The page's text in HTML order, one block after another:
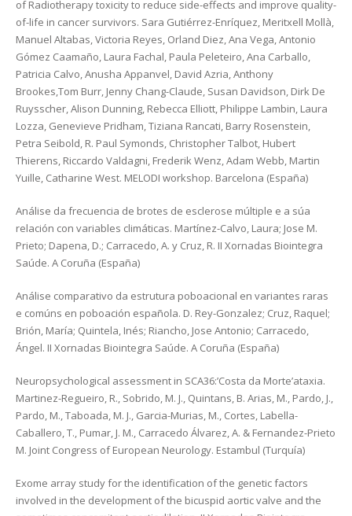
of Radiotherapy toxicity to reduce side-effects and improve quality-
of-life in cancer survivors. Sara Gutiérrez-Enríquez, Meritxell Mollà,
Manuel Altabas, Victoria Reyes, Orland Diez, Ana Vega, Antonio
Gómez Caamaño, Laura Fachal, Paula Peleteiro, Ana Carballo,
Patricia Calvo, Anusha Appanvel, David Azria, Anthony
Brookes,Tom Burr, Jenny Chang-Claude, Susan Davidson, Dirk De
Ruysscher, Alison Dunning, Rebecca Elliott, Philippe Lambin, Laura
Lozza, Genevieve Pridham, Tiziana Rancati, Barry Rosenstein,
Petra Seibold, R. Paul Symonds, Christopher Talbot, Hubert
Thierens, Riccardo Valdagni, Frederik Wenz, Adam Webb, Martin
Yuille, Catharine West. MELODI workshop. Barcelona (España)
Análise da frecuencia de brotes de esclerose múltiple e a súa
relación con variables climáticas. Martínez-Calvo, Laura; Jose M.
Prieto; Dapena, D.; Carracedo, A. y Cruz, R. II Xornadas Biointegra
Saúde. A Coruña (España)
Análise comparativo da estrutura poboacional en variantes raras
e comúns en poboación española. D. Rey-Gonzalez; Cruz, Raquel;
Brión, María; Quintela, Inés; Riancho, Jose Antonio; Carracedo,
Ángel. II Xornadas Biointegra Saúde. A Coruña (España)
Neuropsychological assessment in SCA36:’Costa da Morte’ataxia.
Martinez-Regueiro, R., Sobrido, M. J., Quintans, B. Arias, M., Pardo, J.,
Pardo, M., Taboada, M. J., Garcia-Murias, M., Cortes, Labella-
Caballero, T., Pumar, J. M., Carracedo Álvarez, A. & Fernandez-Prieto
M. Joint Congress of European Neurology. Estambul (Turquía)
Exome array study for the identification of the genetic factors
involved in the development of the bicuspid aortic valve and the